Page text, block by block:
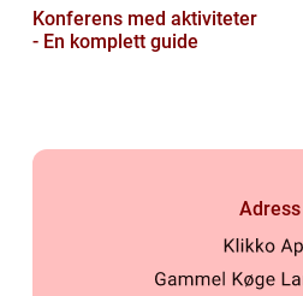
Konferens med aktiviteter
- En komplett guide
Adress